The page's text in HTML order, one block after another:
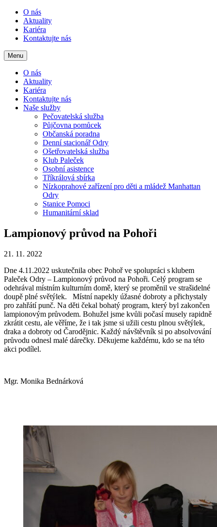
O nás
Aktuality
Kariéra
Kontaktujte nás
Menu
O nás
Aktuality
Kariéra
Kontaktujte nás
Naše služby
Pečovatelská služba
Půjčovna pomůcek
Občanská poradna
Denní stacionář Odry
Ošetřovatelská služba
Klub Paleček
Osobní asistence
Tříkrálová sbírka
Nízkoprahové zařízení pro děti a mládež Manhattan
Odry
Stanice Pomoci
Humanitární sklad
Lampionový průvod na Pohoři
21. 11. 2022
Dne 4.11.2022 uskutečnila obec Pohoř ve spolupráci s klubem
Paleček Odry – Lampionový průvod na Pohoři. Celý program se
odehrával místním kulturním domě, který se proměnil ve strašidelné
doupě plné světýlek. Místní napekly úžasné dobroty a přichystaly
pro zahřátí punč. Na děti čekal bohatý program, který byl zakončen
lampionovým průvodem. Bohužel jsme kvůli počasí musely rapidně
zkrátit cestu, ale věříme, že i tak jsme si užili cestu plnou světýlek,
draka a dobroty od Čarodějnic. Každý návštěvník si po absolvování
průvodu odnesl malé dárečky. Děkujeme každému, kdo se na této
akci podílel.
Mgr. Monika Bednárková